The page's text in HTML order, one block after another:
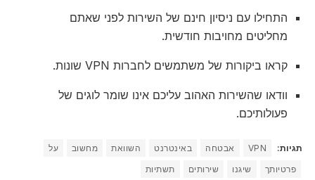
התחילו עם ניסיון חינם של השירות לפני שאתם
מחליטים מחויבות חודשית.
קראו ביקורות של משתמשים לחברות VPN שונות.
וודאו שהשירות האהוב עליכם אינו שומר לוגים של
פעולותיכם.
תגיות: VPN אבטחה באינטרנט השוואת מחשוב
על
פרטיותך
שיגנו שירותים תשתיות